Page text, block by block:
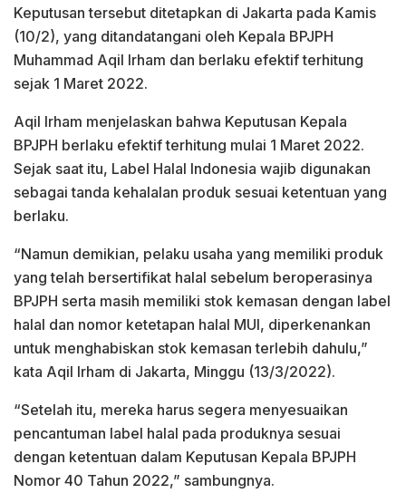
Keputusan tersebut ditetapkan di Jakarta pada Kamis
(10/2), yang ditandatangani oleh Kepala BPJPH
Muhammad Aqil Irham dan berlaku efektif terhitung
sejak 1 Maret 2022.
Aqil Irham menjelaskan bahwa Keputusan Kepala
BPJPH berlaku efektif terhitung mulai 1 Maret 2022.
Sejak saat itu, Label Halal Indonesia wajib digunakan
sebagai tanda kehalalan produk sesuai ketentuan yang
berlaku.
“Namun demikian, pelaku usaha yang memiliki produk
yang telah bersertifikat halal sebelum beroperasinya
BPJPH serta masih memiliki stok kemasan dengan label
halal dan nomor ketetapan halal MUI, diperkenankan
untuk menghabiskan stok kemasan terlebih dahulu,”
kata Aqil Irham di Jakarta, Minggu (13/3/2022).
“Setelah itu, mereka harus segera menyesuaikan
pencantuman label halal pada produknya sesuai
dengan ketentuan dalam Keputusan Kepala BPJPH
Nomor 40 Tahun 2022,” sambungnya.